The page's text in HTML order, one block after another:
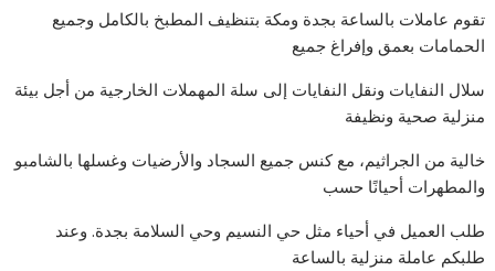
تقوم عاملات بالساعة بجدة ومكة بتنظيف المطبخ بالكامل وجميع
الحمامات بعمق وإفراغ جميع
سلال النفايات ونقل النفايات إلى سلة المهملات الخارجية من أجل بيئة
منزلية صحية ونظيفة
خالية من الجراثيم، مع كنس جميع السجاد والأرضيات وغسلها بالشامبو
والمطهرات أحيانًا حسب
طلب العميل في أحياء مثل حي النسيم وحي السلامة بجدة. وعند
طلبكم عاملة منزلية بالساعة